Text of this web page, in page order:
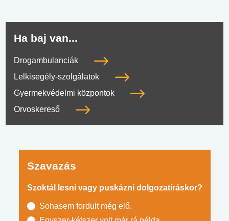
Ha baj van...
Drogambulanciák
Lelkisegély-szolgálatok
Gyermekvédelmi központok
Orvoskereső
Szavazás
Szoktál lesni vagy puskázni dolgozatíráskor?
Sohasem fordult még elő.